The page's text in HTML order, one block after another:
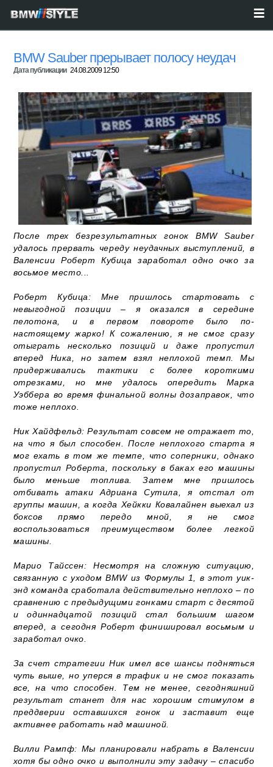
BMW Sauber прерывает полосу неудач
Дата публикации 24.08.2009 12:50
После трех безрезультатных гонок BMW Sauber
удалось прервать череду неудачных выступлений, в
Валенсии Роберт Кубица заработал одно очко за
восьмое место...
Роберт Кубица: Мне пришлось стартовать с
невыгодной позиции – я оказался в середине
пелотона, и в первом повороте было по-
настоящему жарко! К сожалению, я не смог сразу
отыграть несколько позиций и даже пропустил
вперед Ника, но затем взял неплохой темп. Мы
придерживались тактики с более короткими
отрезками, но мне удалось опередить Марка
Уэббера во время финальной волны дозаправок, что
тоже неплохо.
Ник Хайдфельд: Результат совсем не отражает то,
на что я был способен. После неплохого старта я
мог ехать в том же темпе, что соперники, однако
пропустил Роберта, поскольку в баках его машины
было меньше топлива. Затем мне пришлось
отбивать атаки Адриана Сутила, я отстал от
группы машин, а когда Хейкки Ковалайнен выехал из
боксов прямо передо мной, я не смог
воспользоваться преимуществом более легкой
машины.
Марио Тайссен: Несмотря на сложную ситуацию,
связанную с уходом BMW из Формулы 1, в этот уик-
энд команда сработала действительно неплохо – по
сравнению с предыдущими гонками старт с десятой
и одиннадцатой позиций стал большим шагом
вперед, а сегодня Роберт финишировал восьмым и
заработал очко.
За счет стратегии Ник имел все шансы подняться
чуть выше, но уперся в трафик и не смог показать
все, на что способен. Тем не менее, сегодняшний
результат станет для нас хорошим стимулом в
преддверии оставшихся гонок и заставит еще
активнее работать над машиной.
Вилли Рампф: Мы планировали набрать в Валенсии
хотя бы одно очко и выполнили эту задачу – спасибо